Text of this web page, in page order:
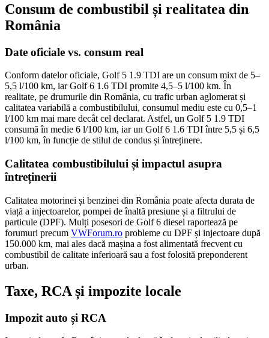
Consum de combustibil și realitatea din
România
Date oficiale vs. consum real
Conform datelor oficiale, Golf 5 1.9 TDI are un consum mixt de 5–
5,5 l/100 km, iar Golf 6 1.6 TDI promite 4,5–5 l/100 km. În
realitate, pe drumurile din România, cu trafic urban aglomerat și
calitatea variabilă a combustibilului, consumul mediu este cu 0,5–1
l/100 km mai mare decât cel declarat. Astfel, un Golf 5 1.9 TDI
consumă în medie 6 l/100 km, iar un Golf 6 1.6 TDI între 5,5 și 6,5
l/100 km, în funcție de stilul de condus și întreținere.
Calitatea combustibilului și impactul asupra
întreținerii
Calitatea motorinei și benzinei din România poate afecta durata de
viață a injectoarelor, pompei de înaltă presiune și a filtrului de
particule (DPF). Mulți posesori de Golf 6 diesel raportează pe
forumuri precum VWForum.ro probleme cu DPF și injectoare după
150.000 km, mai ales dacă mașina a fost alimentată frecvent cu
combustibil de calitate inferioară sau a fost folosită preponderent
urban.
Taxe, RCA și impozite locale
Impozit auto și RCA